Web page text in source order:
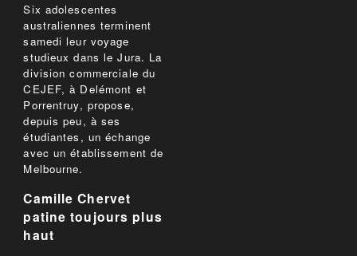
Six adolescentes
australiennes terminent
samedi leur voyage
studieux dans le Jura. La
division commerciale du
CEJEF, à Delémont et
Porrentruy, propose,
depuis peu, à ses
étudiantes, un échange
avec un établissement de
Melbourne.
Camille Chervet
patine toujours plus
haut